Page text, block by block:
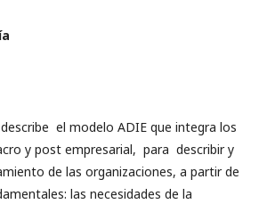
el modelo ADIE que integra los
y post empresarial, para describir y
de las organizaciones, a partir de
las necesidades de la